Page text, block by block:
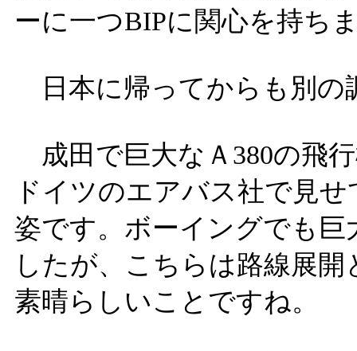
ーに一つBIPに関心を持ち
日本に帰ってからも別の
成田で巨大なＡ380の飛
ドイツのエアバス社で見
姿です。ボーイングでも
したが、こちらは路線展
素晴らしいことですね。